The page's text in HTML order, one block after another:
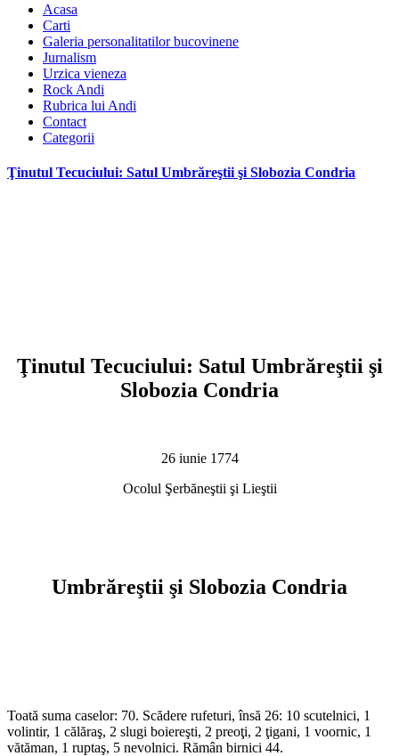
Acasa
Carti
Galeria personalitatilor bucovinene
Jurnalism
Urzica vieneza
Rock Andi
Rubrica lui Andi
Contact
Categorii
Ţinutul Tecuciului: Satul Umbrăreştii şi Slobozia Condria
Ţinutul Tecuciului: Satul Umbrăreştii şi
Slobozia Condria
26 iunie 1774
Ocolul Şerbăneştii şi Lieştii
Umbrăreştii şi Slobozia Condria
Toată suma caselor: 70. Scădere rufeturi, însă 26: 10 scutelnici, 1
volintir, 1 călăraş, 2 slugi boiereşti, 2 preoţi, 2 ţigani, 1 voornic, 1
vătăman, 1 ruptaş, 5 nevolnici. Rămân birnici 44.